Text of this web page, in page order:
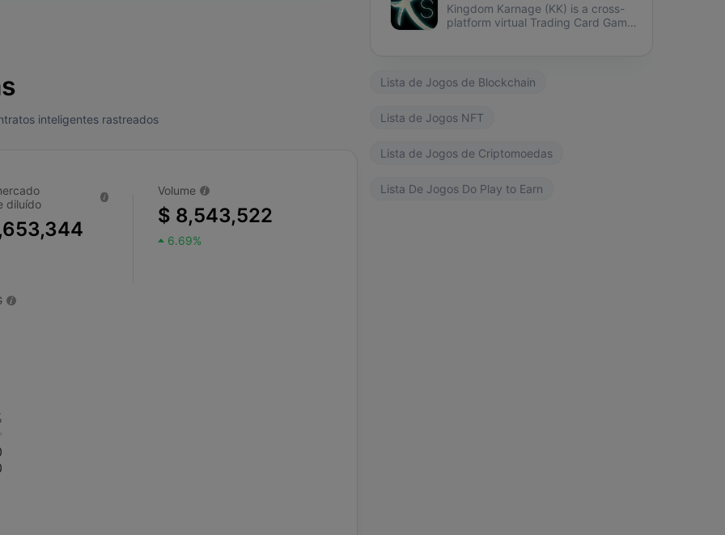
inteligentes rastreados
diluído
Volume
$ 8,543,522
6.69%
Kingdom Karnage (KK) is a cross-
platform virtual Trading Card Game
Lista de Jogos de Blockchain
Lista de Jogos NFT
Lista de Jogos de Criptomoedas
Lista De Jogos Do Play to Earn